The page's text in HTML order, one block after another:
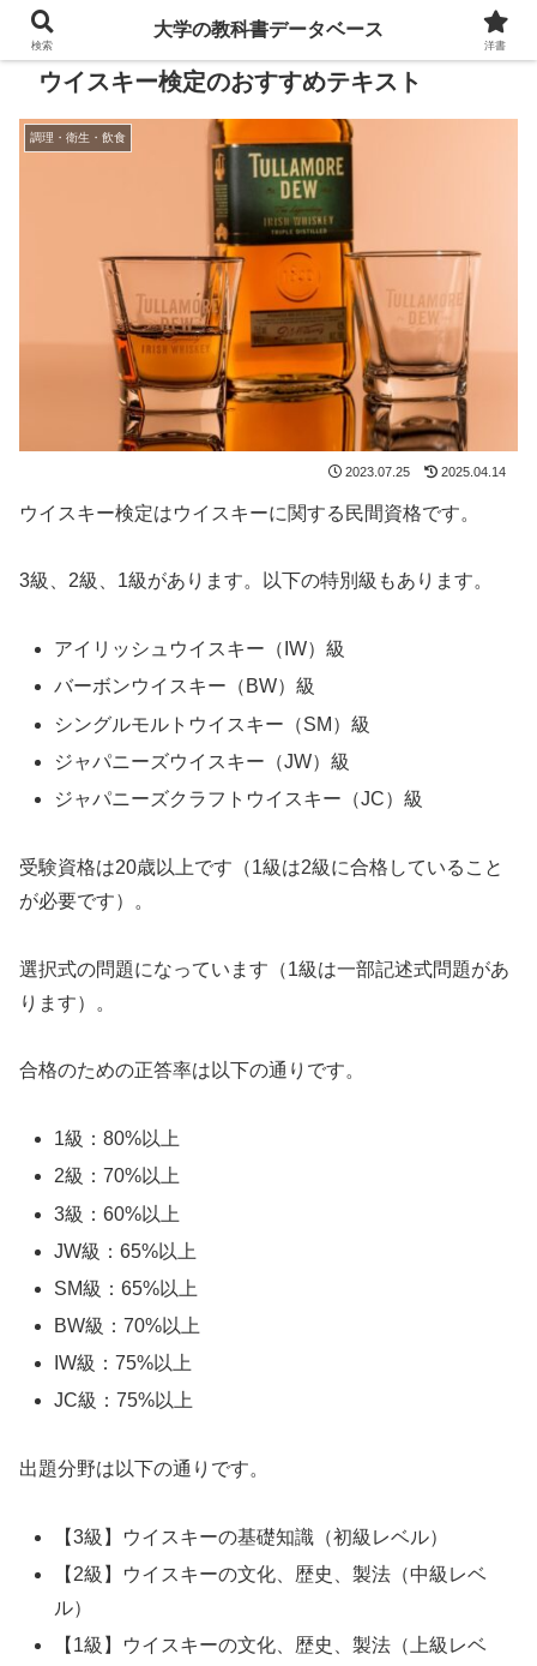
ウイスキー検定のおすすめテキスト
調理・衛生・飲食
2023.07.25 2025.04.14
ウイスキー検定はウイスキーに関する民間資格です。
3級、2級、1級があります。以下の特別級もあります。
アイリッシュウイスキー（IW）級
バーボンウイスキー（BW）級
シングルモルトウイスキー（SM）級
ジャパニーズウイスキー（JW）級
ジャパニーズクラフトウイスキー（JC）級
受験資格は20歳以上です（1級は2級に合格していること
が必要です）。
選択式の問題になっています（1級は一部記述式問題があ
ります）。
合格のための正答率は以下の通りです。
1級：80%以上
2級：70%以上
3級：60%以上
JW級：65%以上
SM級：65%以上
BW級：70%以上
IW級：75%以上
JC級：75%以上
出題分野は以下の通りです。
【3級】ウイスキーの基礎知識（初級レベル）
【2級】ウイスキーの文化、歴史、製法（中級レベ
ル）
【1級】ウイスキーの文化、歴史、製法（上級レベ
検索
大学の教科書データベース
洋書